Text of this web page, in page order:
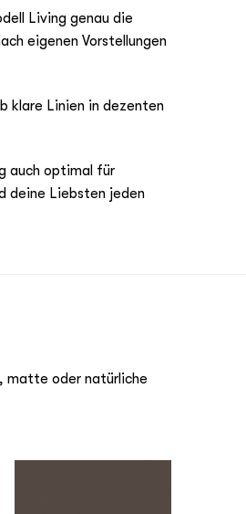
Living genau die
eigenen Vorstellungen
klare Linien in dezenten
auch optimal für
deine Liebsten jeden
matte oder natürliche